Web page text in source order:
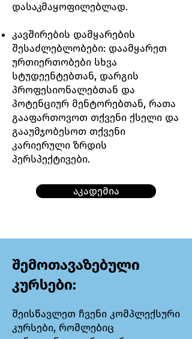
დასაკმაყოფილებლად.
კავშირების დამყარების
შესაძლებლობები: დაამყარეთ
ურთიერთობები სხვა
სტუდეენტებთან, დარგის
პროფესიონალებთან და
პოტენციურ მენტორებთან, რათა
გააფართოვოთ თქვენი ქსელი და
გააუმჯობესოთ თქვენი
კარიერული ზრდის
პერსპექტივები.
აკადემია
შემოთავაზებული
კურსები:
შეისწავლეთ ჩვენი კომპლექსური
კურსები, რომლებიც